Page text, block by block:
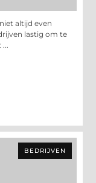
altijd even
lastig om te
BEDRIJVEN